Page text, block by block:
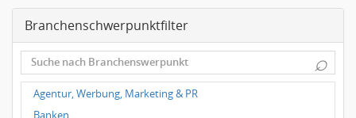
Frauenheilkunde, Geburtshilfe
Hals-Nasen-Ohrenheilkunde
Hautkrankheiten, Geschlechtskrankheiten
Hygienemedizin, Umweltmedizin
Innere Medizin
Branchenschwerpunktfilter
⌕
Agentur, Werbung, Marketing & PR